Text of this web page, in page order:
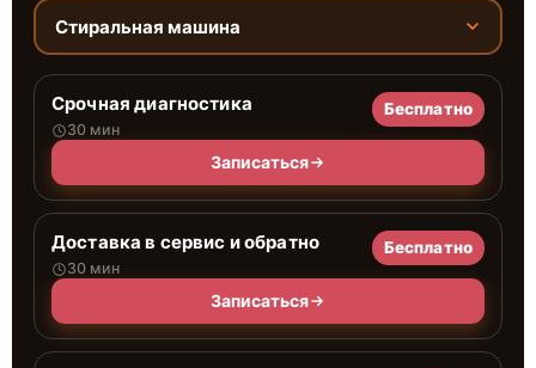
Стиральная машина
Срочная диагностика
30 мин
Бесплатно
Записаться
Доставка в сервис и обратно
30 мин
Бесплатно
Записаться